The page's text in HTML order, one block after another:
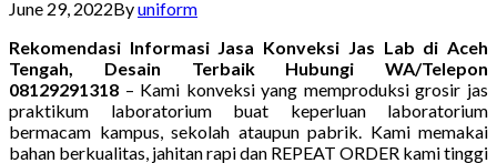
June 29, 2022Byuniform
Rekomendasi Informasi Jasa Konveksi Jas Lab di Aceh
Tengah, Desain Terbaik Hubungi WA/Telepon
08129291318 – Kami konveksi yang memproduksi grosir jas
praktikum laboratorium buat keperluan laboratorium
bermacam kampus, sekolah ataupun pabrik. Kami memakai
bahan berkualitas, jahitan rapi dan REPEAT ORDER kami tinggi